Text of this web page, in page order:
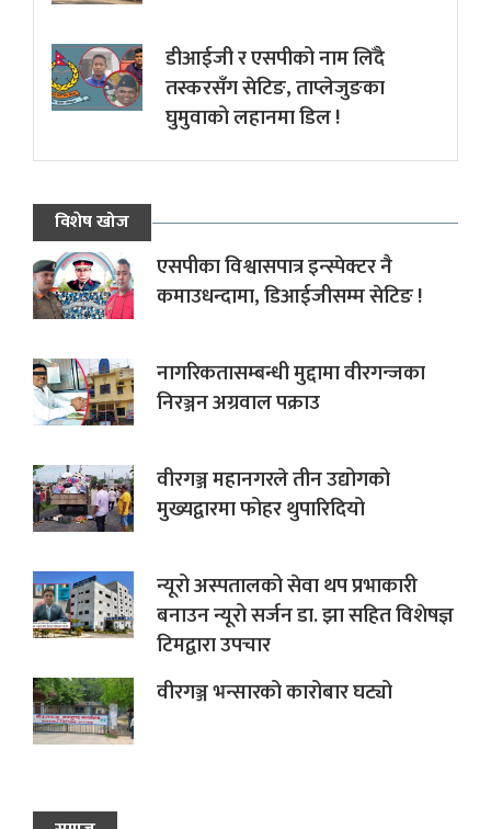
डीआईजी र एसपीको नाम लिँदै
तस्करसँग सेटिङ, ताप्लेजुङका
घुमुवाको लहानमा डिल !
विशेष खोज
एसपीका विश्वासपात्र इन्स्पेक्टर नै
कमाउधन्दामा, डिआईजीसम्म सेटिङ !
नागरिकतासम्बन्धी मुद्दामा वीरगन्जका
निरञ्जन अग्रवाल पक्राउ
वीरगञ्ज महानगरले तीन उद्योगको
मुख्यद्वारमा फोहर थुपारिदियो
न्यूरो अस्पतालको सेवा थप प्रभाकारी
बनाउन न्यूरो सर्जन डा. झा सहित विशेषज्ञ
टिमद्वारा उपचार
वीरगञ्ज भन्सारको कारोबार घट्यो